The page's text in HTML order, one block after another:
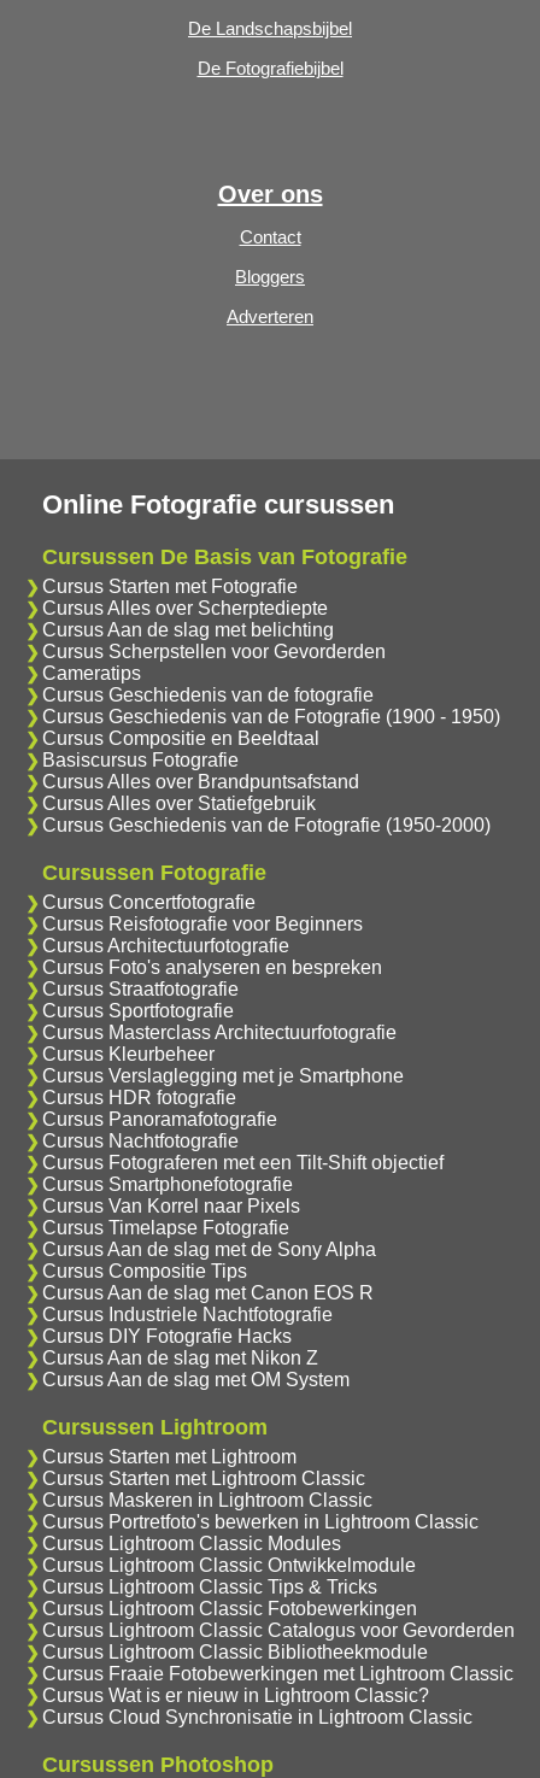
De Landschapsbijbel
De Fotografiebijbel
Over ons
Contact
Bloggers
Adverteren
Online Fotografie cursussen
Cursussen De Basis van Fotografie
Cursus Starten met Fotografie
Cursus Alles over Scherptediepte
Cursus Aan de slag met belichting
Cursus Scherpstellen voor Gevorderden
Cameratips
Cursus Geschiedenis van de fotografie
Cursus Geschiedenis van de Fotografie (1900 - 1950)
Cursus Compositie en Beeldtaal
Basiscursus Fotografie
Cursus Alles over Brandpuntsafstand
Cursus Alles over Statiefgebruik
Cursus Geschiedenis van de Fotografie (1950-2000)
Cursussen Fotografie
Cursus Concertfotografie
Cursus Reisfotografie voor Beginners
Cursus Architectuurfotografie
Cursus Foto's analyseren en bespreken
Cursus Straatfotografie
Cursus Sportfotografie
Cursus Masterclass Architectuurfotografie
Cursus Kleurbeheer
Cursus Verslaglegging met je Smartphone
Cursus HDR fotografie
Cursus Panoramafotografie
Cursus Nachtfotografie
Cursus Fotograferen met een Tilt-Shift objectief
Cursus Smartphonefotografie
Cursus Van Korrel naar Pixels
Cursus Timelapse Fotografie
Cursus Aan de slag met de Sony Alpha
Cursus Compositie Tips
Cursus Aan de slag met Canon EOS R
Cursus Industriele Nachtfotografie
Cursus DIY Fotografie Hacks
Cursus Aan de slag met Nikon Z
Cursus Aan de slag met OM System
Cursussen Lightroom
Cursus Starten met Lightroom
Cursus Starten met Lightroom Classic
Cursus Maskeren in Lightroom Classic
Cursus Portretfoto's bewerken in Lightroom Classic
Cursus Lightroom Classic Modules
Cursus Lightroom Classic Ontwikkelmodule
Cursus Lightroom Classic Tips & Tricks
Cursus Lightroom Classic Fotobewerkingen
Cursus Lightroom Classic Catalogus voor Gevorderden
Cursus Lightroom Classic Bibliotheekmodule
Cursus Fraaie Fotobewerkingen met Lightroom Classic
Cursus Wat is er nieuw in Lightroom Classic?
Cursus Cloud Synchronisatie in Lightroom Classic
Cursussen Photoshop